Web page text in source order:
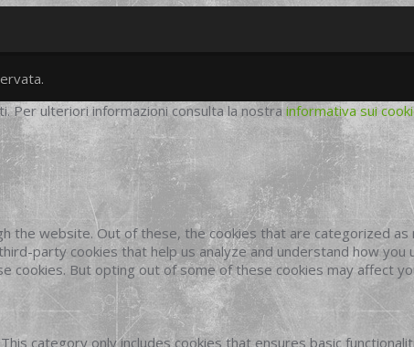
facebook
Per ulteriori informazioni consulta la nostra informativa sui
the website. Out of these, the cookies that are categorized
party cookies that help us analyze and understand how
But opting out of some of these cookies may affect
category only includes cookies that ensures basic